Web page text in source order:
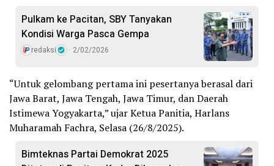
Pulkam ke Pacitan, SBY Tanyakan
Kondisi Warga Pasca Gempa
redaksi 2/02/2026
“Untuk gelombang pertama ini pesertanya berasal dari
Jawa Barat, Jawa Tengah, Jawa Timur, dan Daerah
Istimewa Yogyakarta,” ujar Ketua Panitia, Harlans
Muharamah Fachra, Selasa (26/8/2025).
Bimteknas Partai Demokrat 2025